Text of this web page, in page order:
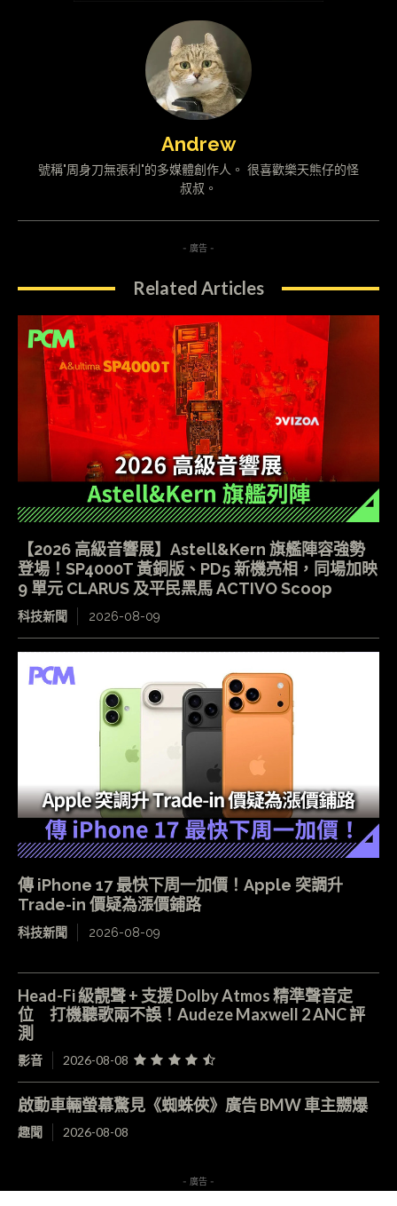
Andrew
號稱"周身刀無張利"的多媒體創作人。 很喜歡樂天熊仔的怪
叔叔。
- 廣告 -
Related Articles
【2026 高級音響展】Astell&Kern 旗艦陣容強勢
登場！SP4000T 黃銅版、PD5 新機亮相，同場加映
9 單元 CLARUS 及平民黑馬 ACTIVO Scoop
科技新聞 2026-08-09
傳 iPhone 17 最快下周一加價！Apple 突調升
Trade-in 價疑為漲價鋪路
科技新聞 2026-08-09
Head-Fi 級靚聲 + 支援 Dolby Atmos 精準聲音定
位 打機聽歌兩不誤！Audeze Maxwell 2 ANC 評
測
影音 2026-08-08
啟動車輛螢幕驚見《蜘蛛俠》廣告 BMW 車主嬲爆
趣聞 2026-08-08
- 廣告 -